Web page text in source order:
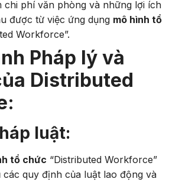
chi phí văn phòng và những lợi ích
được từ việc ứng dụng mô hình tổ
Workforce”.
Pháp lý và
Distributed
luật:
tổ chức “Distributed Workforce”
quy định của luật lao động và